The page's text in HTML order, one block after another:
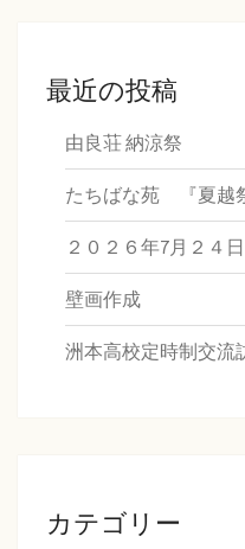
最近の投稿
由良荘 納涼祭
たちばな苑 『夏越
２０２６年7月２４
壁画作成
洲本高校定時制交流
カテゴリー